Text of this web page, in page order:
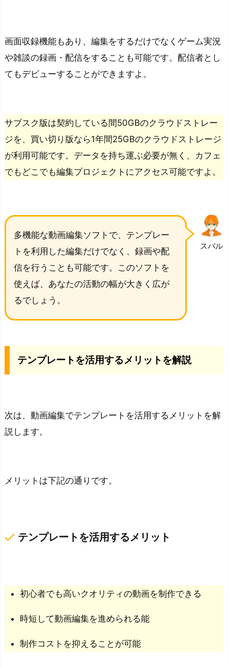
画面収録機能もあり、編集をするだけでなくゲーム実況
や雑談の録画・配信をすることも可能です。配信者とし
てもデビューすることができますよ。
サブスク版は契約している間50GBのクラウドストレー
ジを、買い切り版なら1年間25GBのクラウドストレージ
が利用可能です。データを持ち運ぶ必要が無く、カフェ
でもどこでも編集プロジェクトにアクセス可能ですよ。
スバル
多機能な動画編集ソフトで、テンプレー
トを利用した編集だけでなく、録画や配
信を行うことも可能です。このソフトを
使えば、あなたの活動の幅が大きく広が
るでしょう。
テンプレートを活用するメリットを解説
次は、動画編集でテンプレートを活用するメリットを解
説します。
メリットは下記の通りです。
done テンプレートを活用するメリット
初心者でも高いクオリティの動画を制作できる
時短して動画編集を進められる能
制作コストを抑えることが可能